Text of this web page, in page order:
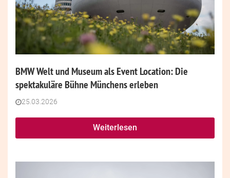
BMW Welt und Museum als Event Location: Die
spektakuläre Bühne Münchens erleben
25.03.2026
Weiterlesen